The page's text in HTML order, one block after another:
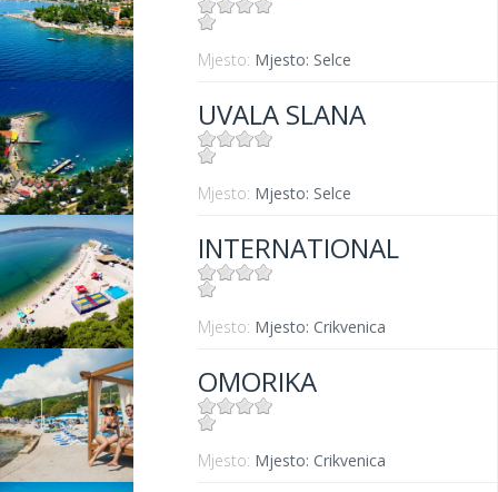
Mjesto: Mjesto: Selce
UVALA SLANA
Mjesto: Mjesto: Selce
INTERNATIONAL
Mjesto: Mjesto: Crikvenica
OMORIKA
Mjesto: Mjesto: Crikvenica